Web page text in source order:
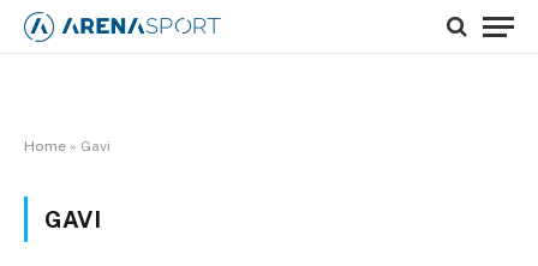
Home » Gavi
GAVI